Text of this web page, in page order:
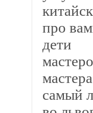
про
дети
самый